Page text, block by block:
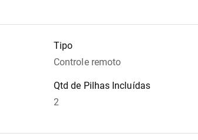
Tipo
Controle remoto
Qtd de Pilhas Incluídas
2